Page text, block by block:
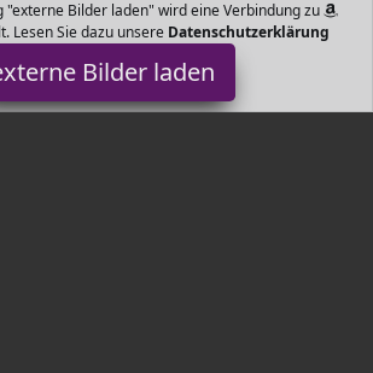
"externe Bilder laden" wird eine Verbindung zu
Lesen Sie dazu unsere Datenschutzerklärung
Bilder laden